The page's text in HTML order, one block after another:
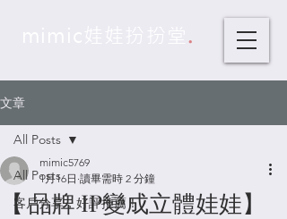
.
文章
All Posts
客戶分享，好評推薦！
All Posts
【 品牌 IP變成立體娃娃】
mimic5769
1月16日 讀畢需時 2 分鐘